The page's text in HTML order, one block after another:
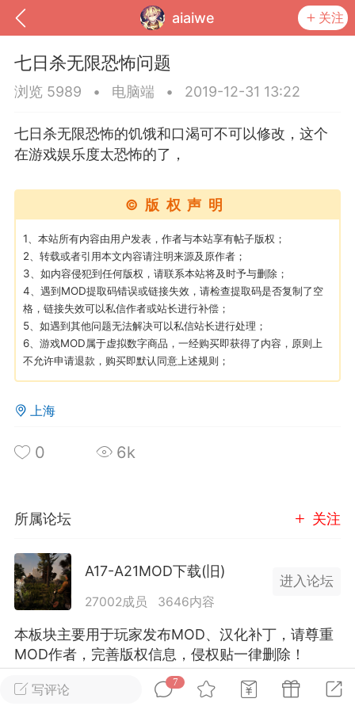
aiaiwe 关注
我的钱包 道具 排行榜
MOD下载 攻略教程 联机招募
02-10 15:45
卖挂
禁止发布联机可用的作弊模组，
作弊模组在联机服务器使用,为了维护游
模组的发布行为：1. *...
汉
72 2.22w
大人
Lv.8
写评论
7
七日杀无限恐怖问题
浏览 5989 • 电脑端 • 2019-12-31 13:22
七日杀无限恐怖的饥饿和口渴可不可以修改，这个
在游戏娱乐度太恐怖的了，
©版权声明
1、本站所有内容由用户发表，作者与本站享有帖子版权；
2、转载或者引用本文内容请注明来源及原作者；
3、如内容侵犯到任何版权，请联系本站将及时予与删除；
4、遇到MOD提取码错误或链接失效，请检查提取码是否复制了空
格，链接失效可以私信作者或站长进行补偿；
5、如遇到其他问题无法解决可以私信站长进行处理；
6、游戏MOD属于虚拟数字商品，一经购买即获得了内容，原则上
不允许申请退款，购买即默认同意上述规则；
上海
0 6k
所属论坛 关注
A17-A21MOD下载(旧)
27002成员 3646内容
进入论坛
本板块主要用于玩家发布MOD、汉化补丁，请尊重
MOD作者，完善版权信息，侵权贴一律删除！
全部 7 正序